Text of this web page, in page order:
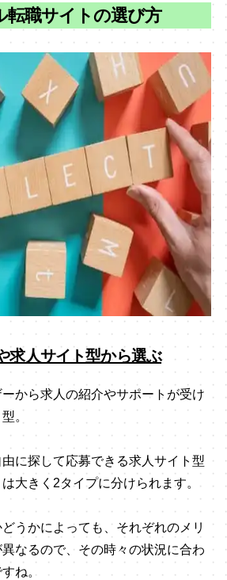
転職サイトの選び方
求人サイト型から選ぶ
から求人の紹介やサポートが受け
。
に探して応募できる求人サイト型
大きく2タイプに分けられます。
うかによっても、それぞれのメリ
なるので、その時々の状況に合わ
ね。